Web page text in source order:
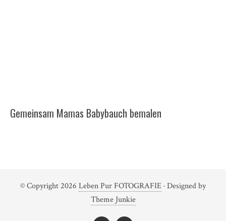
Gemeinsam Mamas Babybauch bemalen
© Copyright 2026 Leben Pur FOTOGRAFIE· Designed by
Theme Junkie